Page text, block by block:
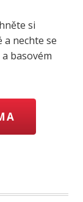
si
a nechte se
basovém